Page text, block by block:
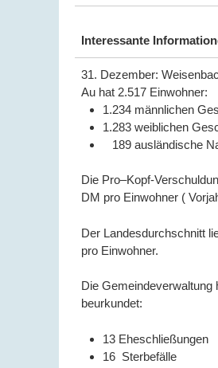
Interessante
31. Dezember:
Au hat 2.517 Einwohner:
1.234 männlichen
1.283 weiblichen
189 ausländische
Die Pro–Kopf-
DM pro Einwohner (
Der Landesdurchschnitt
pro Einwohner.
Die Gemeindeverwaltung
beurkundet:
13 Eheschließungen
16 Sterbefälle